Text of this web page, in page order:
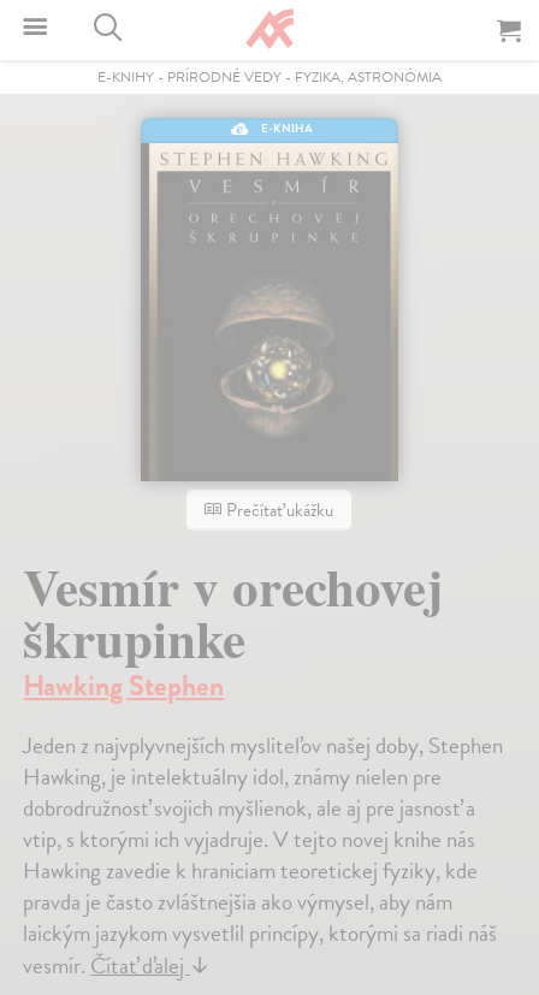
E-KNIHY - PRÍRODNÉ VEDY - FYZIKA, ASTRONÓMIA
E-KNIHA
Prečítať ukážku
Vesmír v orechovej
škrupinke
Hawking Stephen
Jeden z najvplyvnejších mysliteľov našej doby, Stephen
Hawking, je intelektuálny idol, známy nielen pre
dobrodružnosť svojich myšlienok, ale aj pre jasnosť a
vtip, s ktorými ich vyjadruje. V tejto novej knihe nás
Hawking zavedie k hraniciam teoretickej fyziky, kde
pravda je často zvláštnejšia ako výmysel, aby nám
laickým jazykom vysvetlil princípy, ktorými sa riadi náš
vesmír.Čítať ďalej↓